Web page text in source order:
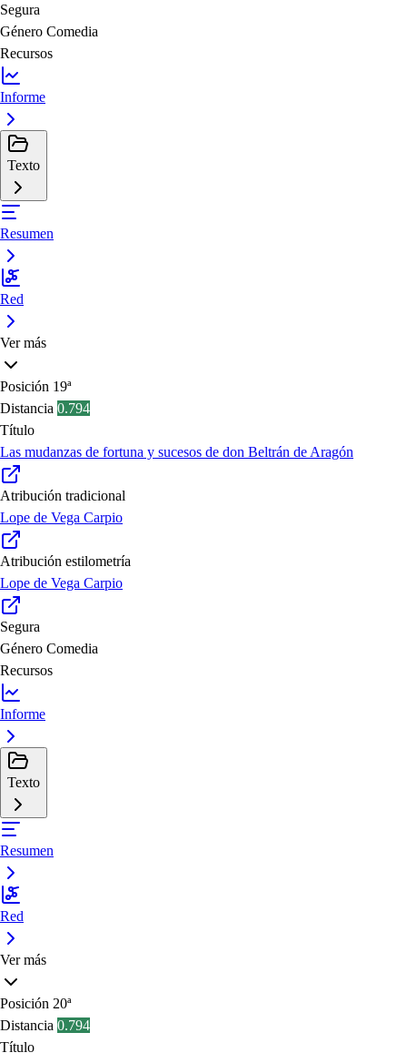
Segura
Género Comedia
Recursos
Informe
Texto
Resumen
Red
Ver más
Posición 19ª
Distancia 0.794
Título
Las mudanzas de fortuna y sucesos de don Beltrán de Aragón
Atribución tradicional
Lope de Vega Carpio
Atribución estilometría
Lope de Vega Carpio
Segura
Género Comedia
Recursos
Informe
Texto
Resumen
Red
Ver más
Posición 20ª
Distancia 0.794
Título